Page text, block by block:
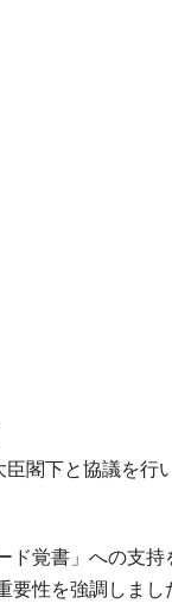
閣下と協議を行
ド覚書」への支持
要性を強調しまし